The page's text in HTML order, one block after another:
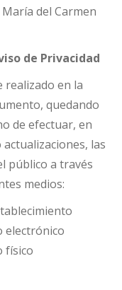
del Carmen
de Privacidad
realizado en la
quedando
de efectuar, en
las
público a través
medios:
electrónico
físico